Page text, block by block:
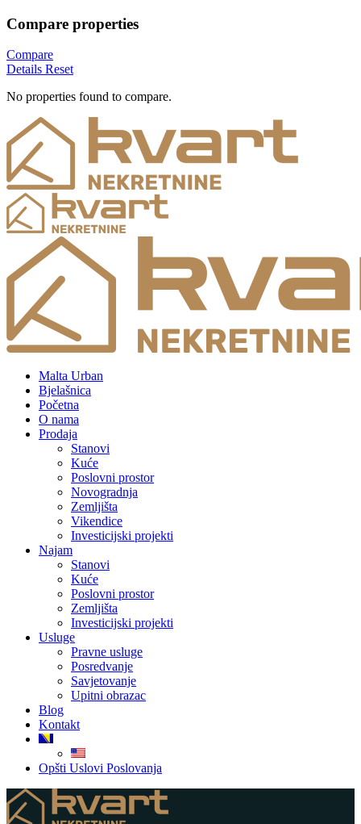
Compare properties
Compare
Details Reset
No properties found to compare.
Malta Urban
Bjelašnica
Početna
O nama
Prodaja
Stanovi
Kuće
Poslovni prostor
Novogradnja
Zemljišta
Vikendice
Investicijski projekti
Najam
Stanovi
Kuće
Poslovni prostor
Zemljišta
Investicijski projekti
Usluge
Pravne usluge
Posredvanje
Savjetovanje
Upitni obrazac
Blog
Kontakt
Opšti Uslovi Poslovanja